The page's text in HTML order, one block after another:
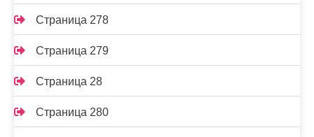
Страница 278
Страница 279
Страница 28
Страница 280